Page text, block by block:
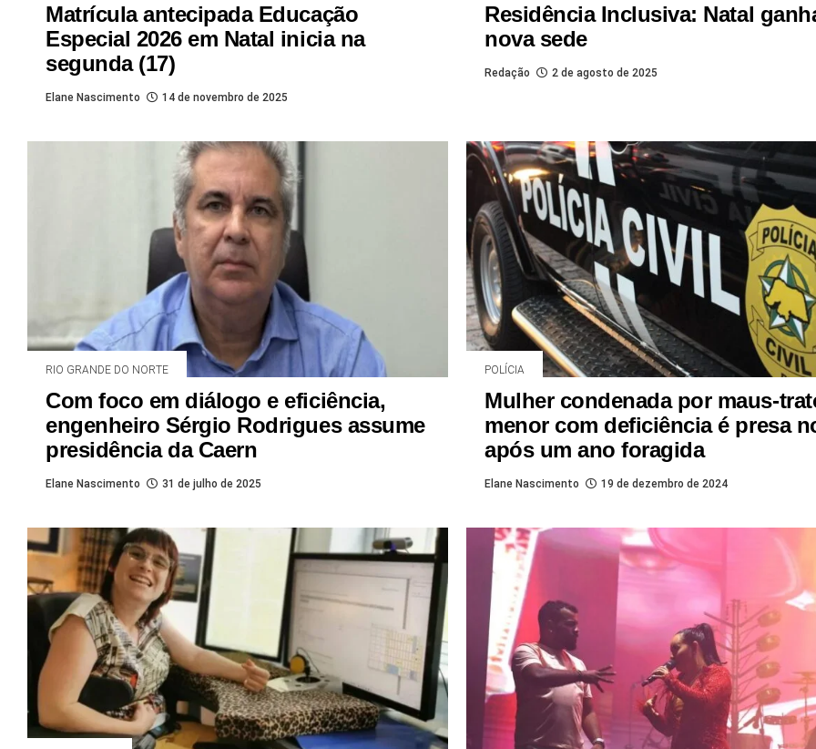
Matrícula antecipada Educação
Especial 2026 em Natal inicia na
segunda (17)
Elane Nascimento 14 de novembro de 2025
Residência Inclusiva: Natal
nova sede
Redação 2 de agosto de 2025
RIO GRANDE DO NORTE
Com foco em diálogo e eficiência,
engenheiro Sérgio Rodrigues assume
presidência da Caern
Elane Nascimento 31 de julho de 2025
POLÍCIA
Mulher condenada por maus-
menor com deficiência é presa
após um ano foragida
Elane Nascimento 19 de dezembro de 2024